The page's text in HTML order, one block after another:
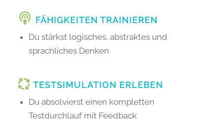
FÄHIGKEITEN TRAINIEREN
Du stärkst logisches, abstraktes und
sprachliches Denken
TESTSIMULATION ERLEBEN
Du absolvierst einen kompletten
Testdurchlauf mit Feedback